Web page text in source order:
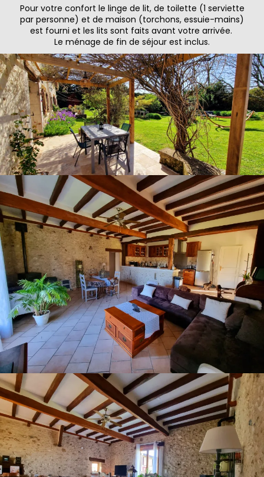
Pour votre confort le linge de lit, de toilette (1 serviette
par personne) et de maison (torchons, essuie-mains)
est fourni et les lits sont faits avant votre arrivée.
Le ménage de fin de séjour est inclus.